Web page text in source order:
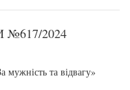
2024
мужність та відвагу»